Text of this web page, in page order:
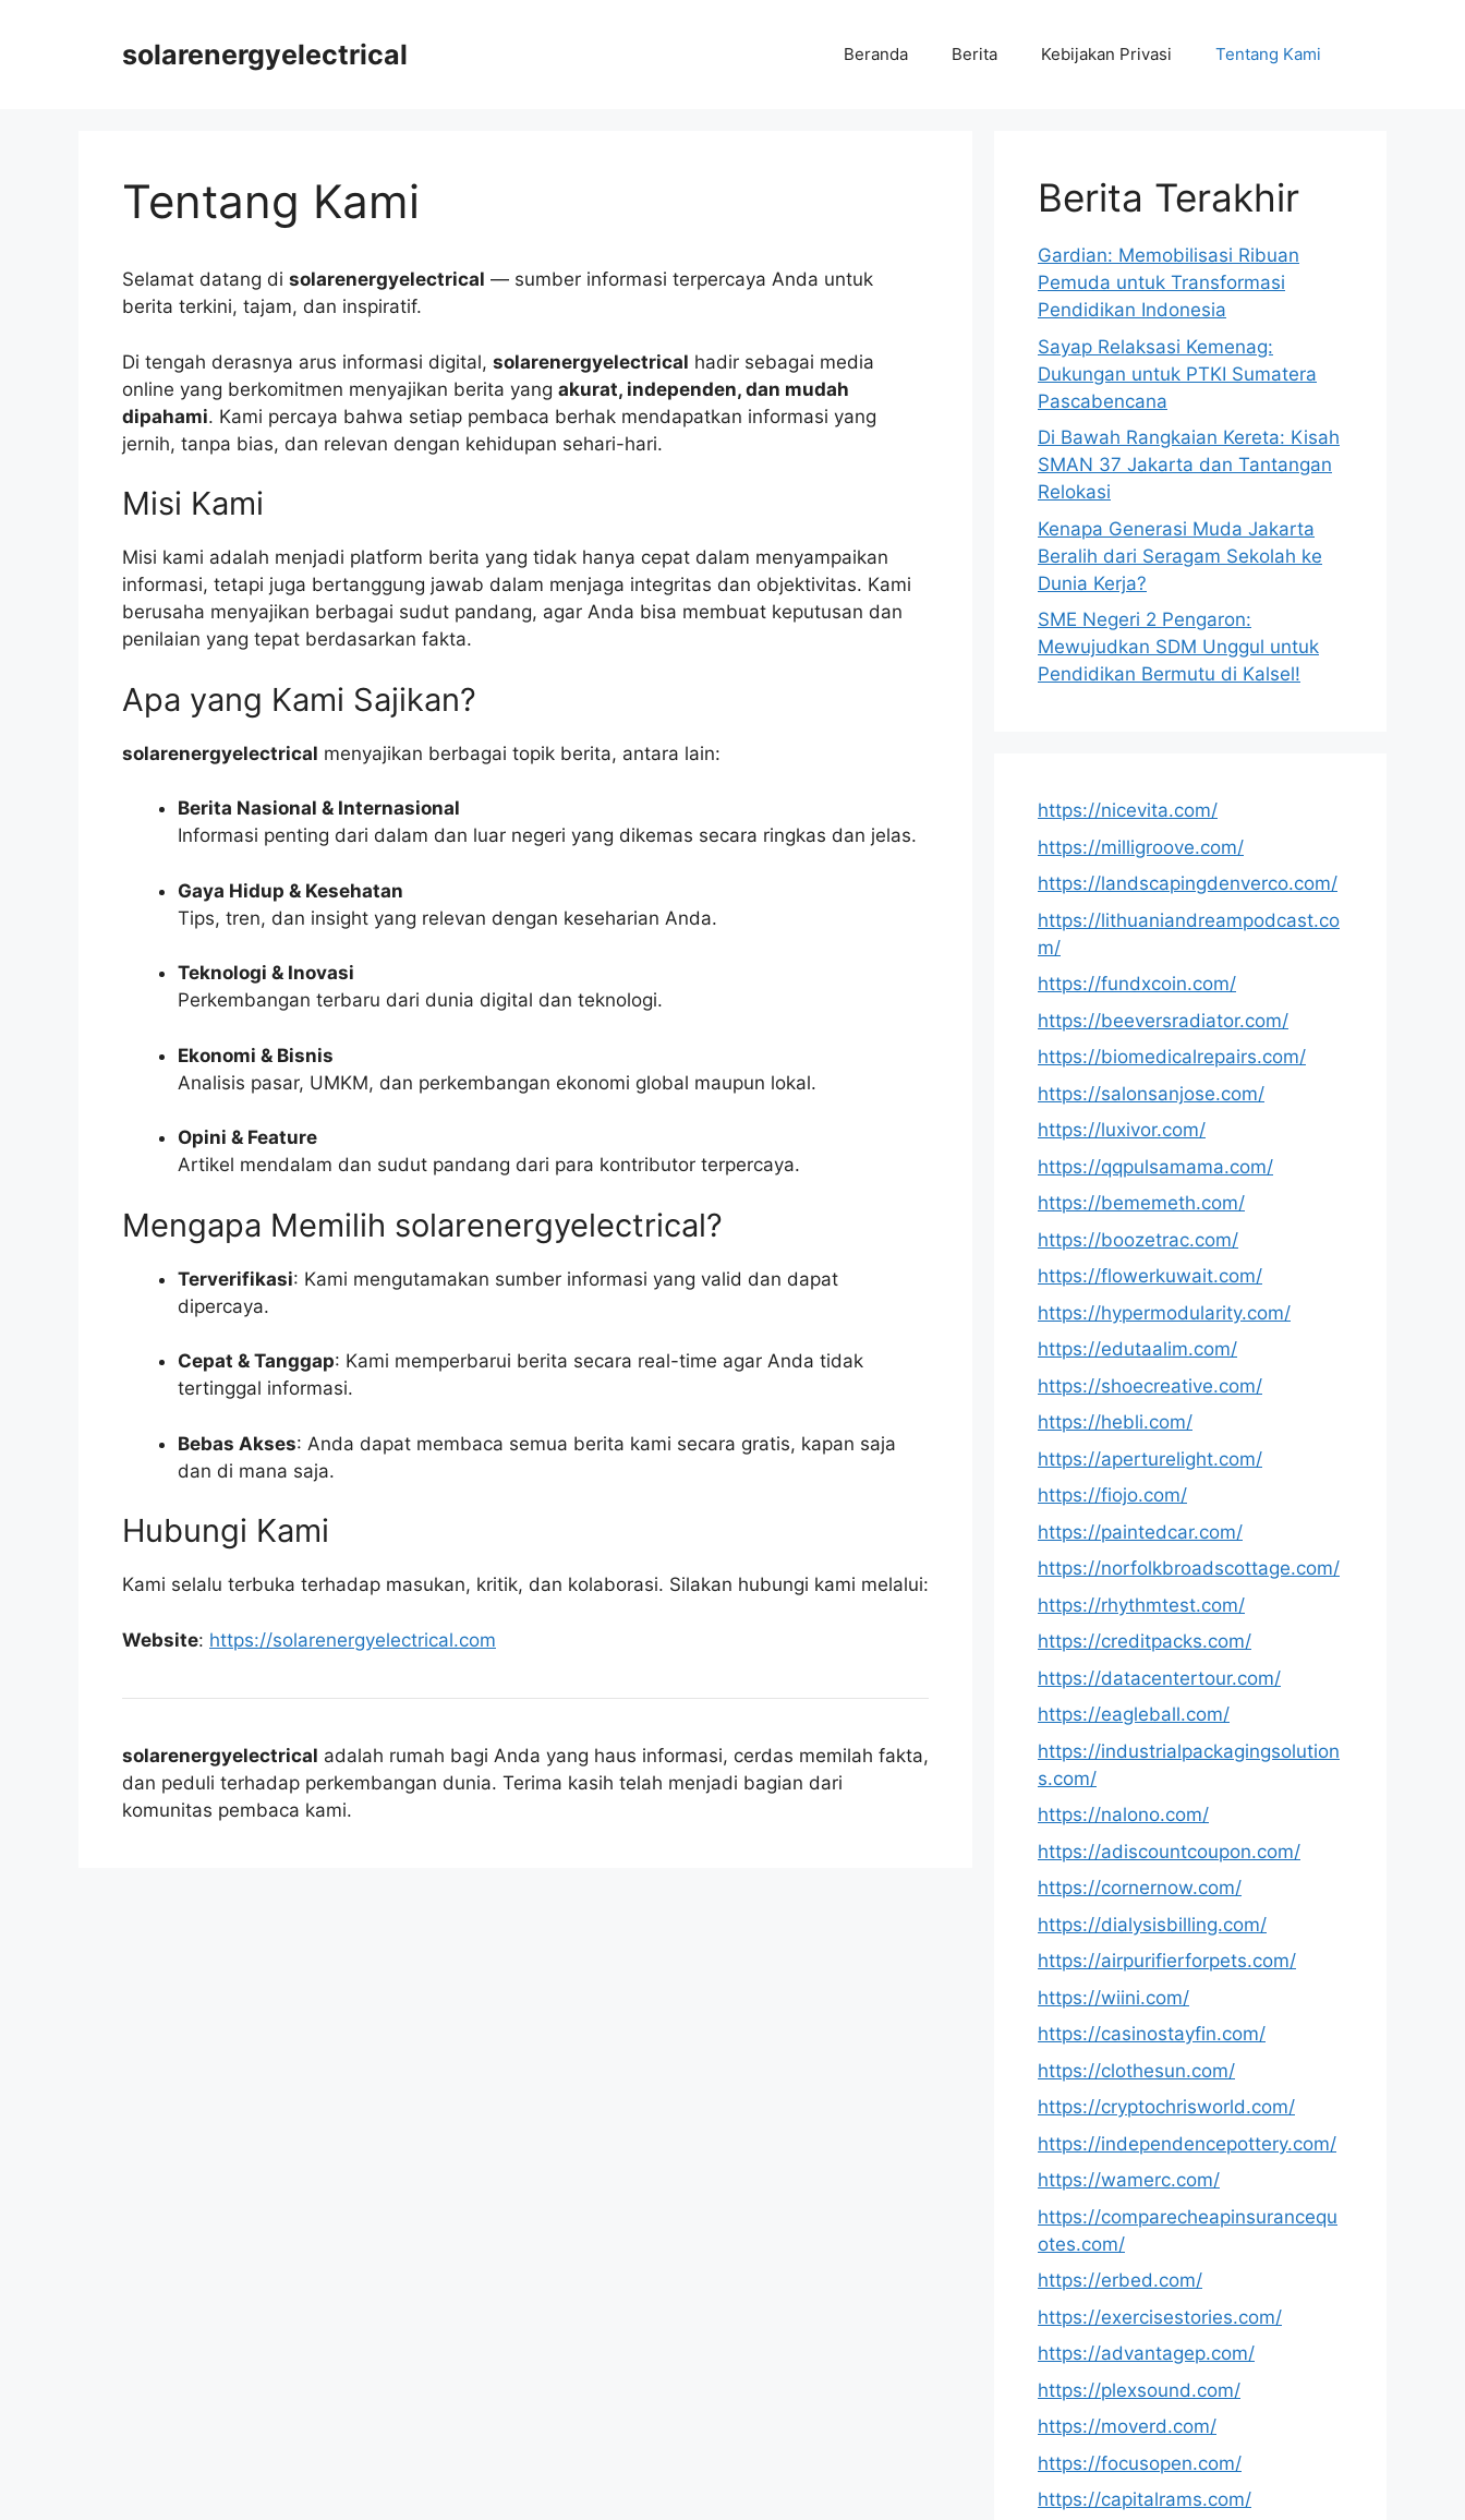
solarenergyelectrical Beranda Berita Kebijakan Privasi Tentang Kami
Tentang Kami
Selamat datang di solarenergyelectrical — sumber informasi terpercaya Anda untuk
berita terkini, tajam, dan inspiratif.
Di tengah derasnya arus informasi digital, solarenergyelectrical hadir sebagai media
online yang berkomitmen menyajikan berita yang akurat, independen, dan mudah
dipahami. Kami percaya bahwa setiap pembaca berhak mendapatkan informasi yang
jernih, tanpa bias, dan relevan dengan kehidupan sehari-hari.
Misi Kami
Misi kami adalah menjadi platform berita yang tidak hanya cepat dalam menyampaikan
informasi, tetapi juga bertanggung jawab dalam menjaga integritas dan objektivitas. Kami
berusaha menyajikan berbagai sudut pandang, agar Anda bisa membuat keputusan dan
penilaian yang tepat berdasarkan fakta.
Apa yang Kami Sajikan?
solarenergyelectrical menyajikan berbagai topik berita, antara lain:
Berita Nasional & Internasional
Informasi penting dari dalam dan luar negeri yang dikemas secara ringkas dan jelas.
Gaya Hidup & Kesehatan
Tips, tren, dan insight yang relevan dengan keseharian Anda.
Teknologi & Inovasi
Perkembangan terbaru dari dunia digital dan teknologi.
Ekonomi & Bisnis
Analisis pasar, UMKM, dan perkembangan ekonomi global maupun lokal.
Opini & Feature
Artikel mendalam dan sudut pandang dari para kontributor terpercaya.
Mengapa Memilih solarenergyelectrical?
Terverifikasi: Kami mengutamakan sumber informasi yang valid dan dapat
dipercaya.
Cepat & Tanggap: Kami memperbarui berita secara real-time agar Anda tidak
tertinggal informasi.
Bebas Akses: Anda dapat membaca semua berita kami secara gratis, kapan saja
dan di mana saja.
Hubungi Kami
Kami selalu terbuka terhadap masukan, kritik, dan kolaborasi. Silakan hubungi kami melalui:
Website: https://solarenergyelectrical.com
solarenergyelectrical adalah rumah bagi Anda yang haus informasi, cerdas memilah fakta,
dan peduli terhadap perkembangan dunia. Terima kasih telah menjadi bagian dari
komunitas pembaca kami.
Berita Terakhir
Gardian: Memobilisasi Ribuan
Pemuda untuk Transformasi
Pendidikan Indonesia
Sayap Relaksasi Kemenag:
Dukungan untuk PTKI Sumatera
Pascabencana
Di Bawah Rangkaian Kereta: Kisah
SMAN 37 Jakarta dan Tantangan
Relokasi
Kenapa Generasi Muda Jakarta
Beralih dari Seragam Sekolah ke
Dunia Kerja?
SME Negeri 2 Pengaron:
Mewujudkan SDM Unggul untuk
Pendidikan Bermutu di Kalsel!
https://nicevita.com/
https://milligroove.com/
https://landscapingdenverco.com/
https://lithuaniandreampodcast.co
m/
https://fundxcoin.com/
https://beeversradiator.com/
https://biomedicalrepairs.com/
https://salonsanjose.com/
https://luxivor.com/
https://qqpulsamama.com/
https://bememeth.com/
https://boozetrac.com/
https://flowerkuwait.com/
https://hypermodularity.com/
https://edutaalim.com/
https://shoecreative.com/
https://hebli.com/
https://aperturelight.com/
https://fiojo.com/
https://paintedcar.com/
https://norfolkbroadscottage.com/
https://rhythmtest.com/
https://creditpacks.com/
https://datacentertour.com/
https://eagleball.com/
https://industrialpackagingsolution
s.com/
https://nalono.com/
https://adiscountcoupon.com/
https://cornernow.com/
https://dialysisbilling.com/
https://airpurifierforpets.com/
https://wiini.com/
https://casinostayfin.com/
https://clothesun.com/
https://cryptochrisworld.com/
https://independencepottery.com/
https://wamerc.com/
https://comparecheapinsurancequ
otes.com/
https://erbed.com/
https://exercisestories.com/
https://advantagep.com/
https://plexsound.com/
https://moverd.com/
https://focusopen.com/
https://capitalrams.com/